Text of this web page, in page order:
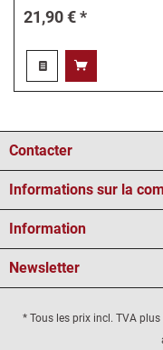
21,90 € *
Contacter
Informations sur la
Information
Newsletter
* Tous les prix incl. TVA plus